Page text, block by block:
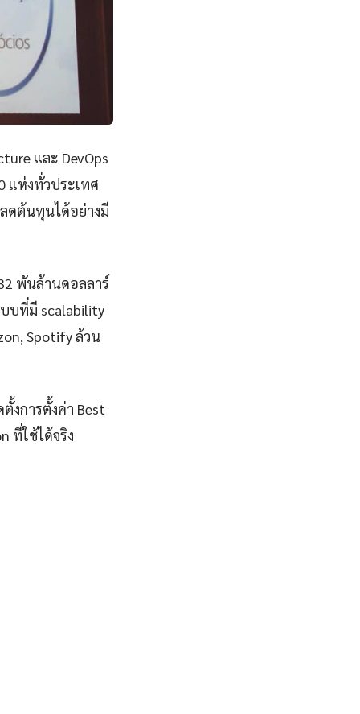
และ DevOps
แห่งทั่วประเทศ
ลดต้นทุนได้อย่างมี
พันล้านดอลลาร์
บบที่มี scalability
Spotify ล้วน
งการตั้งค่า Best
ที่ใช้ได้จริง